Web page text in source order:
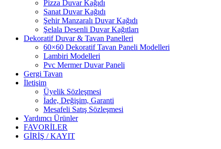
Pizza Duvar Kağıdı
Sanat Duvar Kağıdı
Şehir Manzaralı Duvar Kağıdı
Şelala Desenli Duvar Kağıtları
Dekoratif Duvar & Tavan Panelleri
60×60 Dekoratif Tavan Paneli Modelleri
Lambiri Modelleri
Pvc Mermer Duvar Paneli
Gergi Tavan
İletişim
Üyelik Sözleşmesi
İade, Değişim, Garanti
Mesafeli Satış Sözleşmesi
Yardımcı Ürünler
FAVORİLER
GİRİŞ / KAYIT